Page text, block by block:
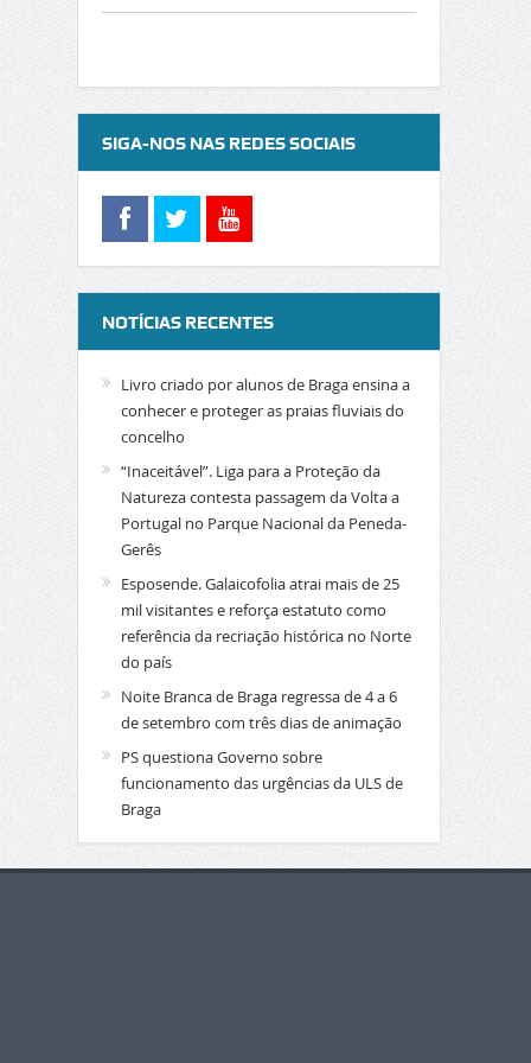
SIGA-NOS NAS REDES SOCIAIS
NOTÍCIAS RECENTES
Livro criado por alunos de Braga ensina a
conhecer e proteger as praias fluviais do
concelho
“Inaceitável”. Liga para a Proteção da
Natureza contesta passagem da Volta a
Portugal no Parque Nacional da Peneda-
Gerês
Esposende. Galaicofolia atrai mais de 25
mil visitantes e reforça estatuto como
referência da recriação histórica no Norte
do país
Noite Branca de Braga regressa de 4 a 6
de setembro com três dias de animação
PS questiona Governo sobre
funcionamento das urgências da ULS de
Braga